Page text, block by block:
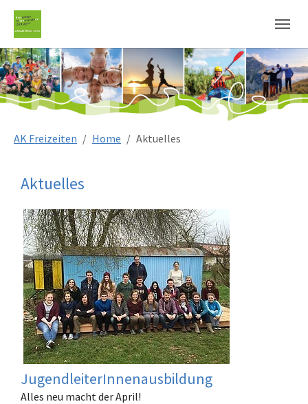
AK Freizeiten Home Aktuelles
Aktuelles
JugendleiterInnenausbildung
Alles neu macht der April!